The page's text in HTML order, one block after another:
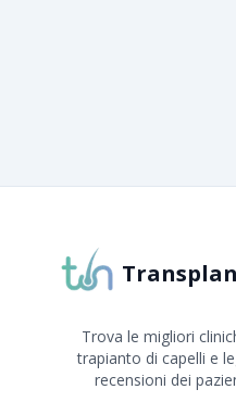
Trova le migliori
trapianto di capelli e
recensioni dei